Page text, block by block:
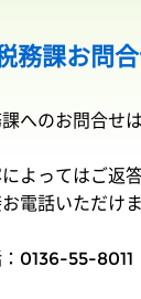
務課お問
へのお問合せ
よってはご返
電話いただけ
0136-55-8011